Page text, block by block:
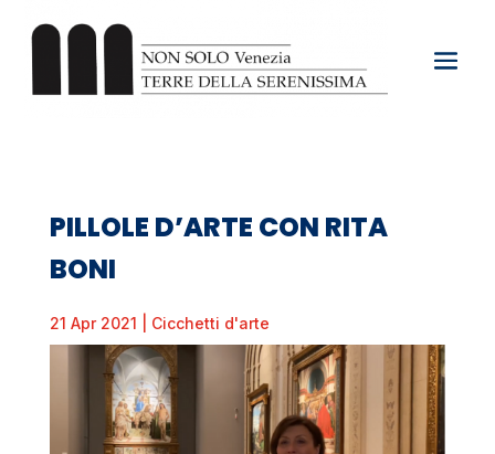
PILLOLE D’ARTE CON RITA
BONI
21 Apr 2021 Cicchetti d'arte